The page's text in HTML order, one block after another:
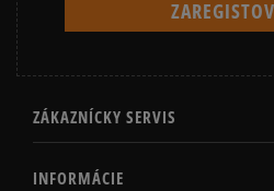
ZÁKAZNÍCKY SERVIS
INFORMÁCIE